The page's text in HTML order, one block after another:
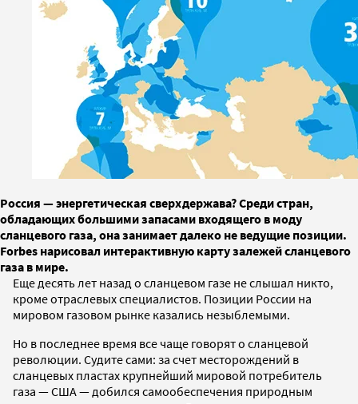
Россия — энергетическая сверхдержава? Среди стран,
обладающих большими запасами входящего в моду
сланцевого газа, она занимает далеко не ведущие позиции.
Forbes нарисовал интерактивную карту залежей сланцевого
газа в мире.
Еще десять лет назад о сланцевом газе не слышал никто,
кроме отраслевых специалистов. Позиции России на
мировом газовом рынке казались незыблемыми.
Но в последнее время все чаще говорят о сланцевой
революции. Судите сами: за счет месторождений в
сланцевых пластах крупнейший мировой потребитель
газа — США — добился самообеспечения природным